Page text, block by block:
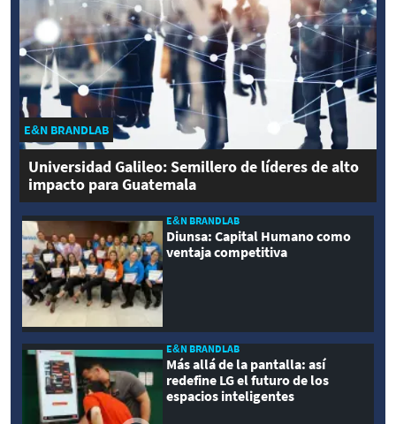
E&N BRANDLAB
Universidad Galileo: Semillero de líderes de alto
impacto para Guatemala
E&N BRANDLAB
Diunsa: Capital Humano como
ventaja competitiva
E&N BRANDLAB
Más allá de la pantalla: así
redefine LG el futuro de los
espacios inteligentes